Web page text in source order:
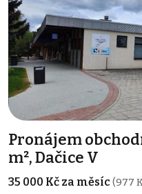
Pronájem
m², Dačice V
35 000 Kč za měsíc(977